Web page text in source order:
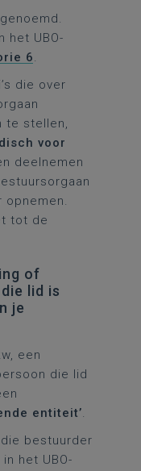
genoemd.
het UBO-
6.
die over
te stellen,
voor
deelnemen
opnemen.
tot de
of
lid is
je
een
die lid
entiteit’.
bestuurder
het UBO-